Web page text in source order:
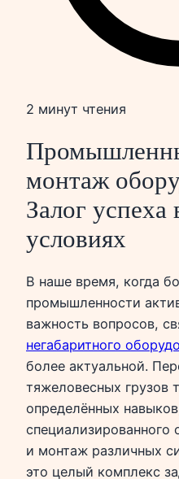
2 минут чтения
монтаж
Залог
условиях
В наше время, когда
промышленности
важность вопросов,
негабаритного
более актуальной.
тяжеловесных грузов
определённых
специализированного
и монтаж различных
это целый комплекс